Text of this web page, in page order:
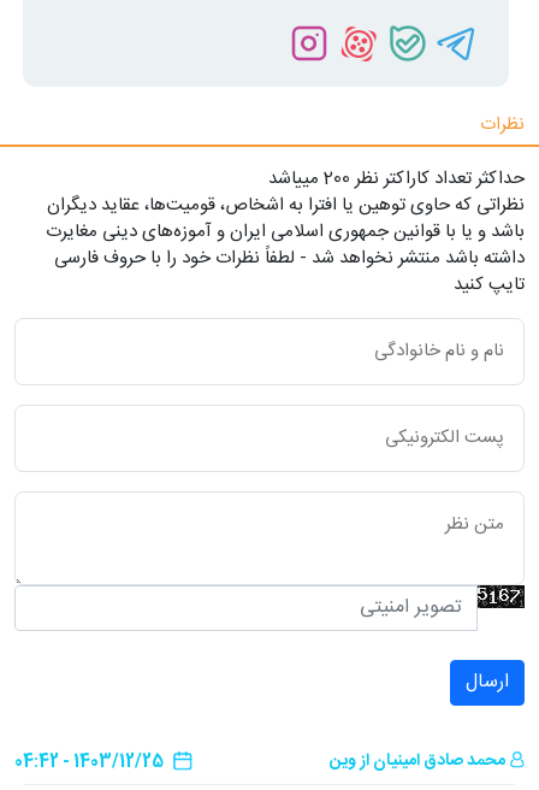
نظرات
حداکثر تعداد کاراکتر نظر 200 ميياشد
نظراتی که حاوی توهین یا افترا به اشخاص، قومیت‌ها، عقاید دیگران
باشد و یا با قوانین جمهوری اسلامی ایران و آموزه‌های دینی مغایرت
داشته باشد منتشر نخواهد شد - لطفاً نظرات خود را با حروف فارسی
تایپ کنید
ارسال
محمد صادق امینیان از وین 1403/12/25 - 04:42